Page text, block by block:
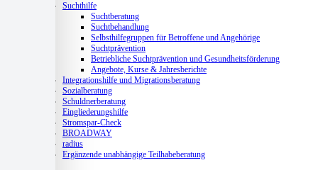
Suchthilfe
Suchtberatung
Suchtbehandlung
Selbsthilfegruppen für Betroffene und Angehörige
Suchtprävention
Betriebliche Suchtprävention und Gesundheitsförderung
Angebote, Kurse & Jahresberichte
Integrationshilfe und Migrationsberatung
Sozialberatung
Schuldnerberatung
Eingliederungshilfe
Stromspar-Check
BROADWAY
radius
Ergänzende unabhängige Teilhabeberatung